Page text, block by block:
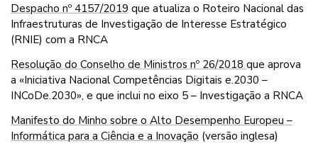
Despacho nº 4157/2019 que atualiza o Roteiro Nacional das
Infraestruturas de Investigação de Interesse Estratégico
(RNIE) com a RNCA
Resolução do Conselho de Ministros nº 26/2018 que aprova
a «Iniciativa Nacional Competências Digitais e.2030 –
INCoDe.2030», e que inclui no eixo 5 – Investigação a RNCA
Manifesto do Minho sobre o Alto Desempenho Europeu –
Informática para a Ciência e a Inovação (versão inglesa)